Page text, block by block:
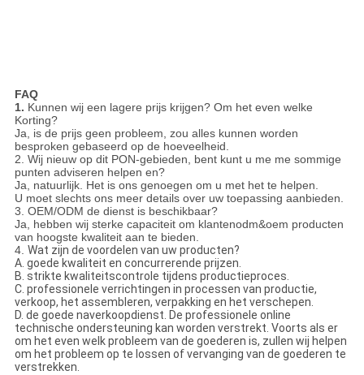
FAQ
1. Kunnen wij een lagere prijs krijgen? Om het even welke
Korting?
Ja, is de prijs geen probleem, zou alles kunnen worden
besproken gebaseerd op de hoeveelheid.
2. Wij nieuw op dit PON-gebieden, bent kunt u me me sommige
punten adviseren helpen en?
Ja, natuurlijk. Het is ons genoegen om u met het te helpen.
U moet slechts ons meer details over uw toepassing aanbieden.
3. OEM/ODM de dienst is beschikbaar?
Ja, hebben wij sterke capaciteit om klantenodm&oem producten
van hoogste kwaliteit aan te bieden.
4. Wat zijn de voordelen van uw producten?
A. goede kwaliteit en concurrerende prijzen.
B. strikte kwaliteitscontrole tijdens productieproces.
C. professionele verrichtingen in processen van productie,
verkoop, het assembleren, verpakking en het verschepen.
D. de goede naverkoopdienst. De professionele online
technische ondersteuning kan worden verstrekt. Voorts als er
om het even welk probleem van de goederen is, zullen wij helpen
om het probleem op te lossen of vervanging van de goederen te
verstrekken.